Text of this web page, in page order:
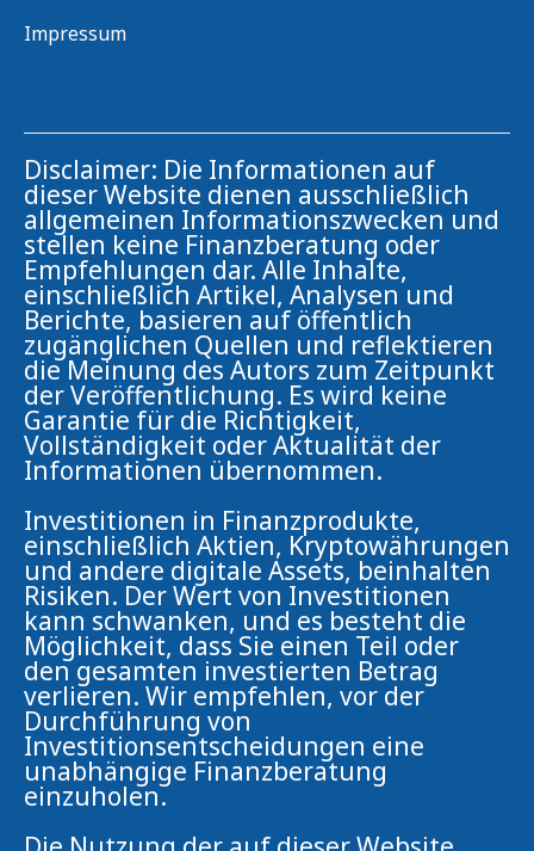
Impressum
Disclaimer: Die Informationen auf
dieser Website dienen ausschließlich
allgemeinen Informationszwecken und
stellen keine Finanzberatung oder
Empfehlungen dar. Alle Inhalte,
einschließlich Artikel, Analysen und
Berichte, basieren auf öffentlich
zugänglichen Quellen und reflektieren
die Meinung des Autors zum Zeitpunkt
der Veröffentlichung. Es wird keine
Garantie für die Richtigkeit,
Vollständigkeit oder Aktualität der
Informationen übernommen.
Investitionen in Finanzprodukte,
einschließlich Aktien, Kryptowährungen
und andere digitale Assets, beinhalten
Risiken. Der Wert von Investitionen
kann schwanken, und es besteht die
Möglichkeit, dass Sie einen Teil oder
den gesamten investierten Betrag
verlieren. Wir empfehlen, vor der
Durchführung von
Investitionsentscheidungen eine
unabhängige Finanzberatung
einzuholen.